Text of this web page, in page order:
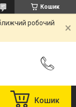
Кошик
робочий
Кошик